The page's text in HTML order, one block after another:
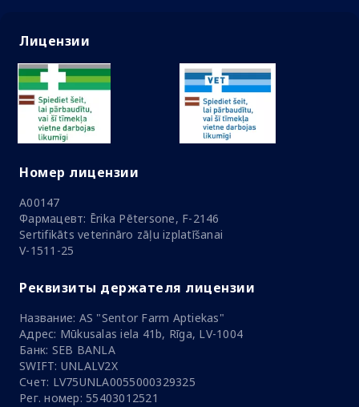
Лицензии
Номер лицензии
A00147
Фармацевт: Ērika Pētersone, F-2146
Sertifikāts veterināro zāļu izplatīšanai
V-1511-25
Реквизиты держателя лицензии
Название: AS "Sentor Farm Aptiekas"
Адрес: Mūkusalas iela 41b, Rīga, LV-1004
Банк: SEB BANLA
SWIFT: UNLALV2X
Счет: LV75UNLA0055000329325
Рег. номер: 55403012521